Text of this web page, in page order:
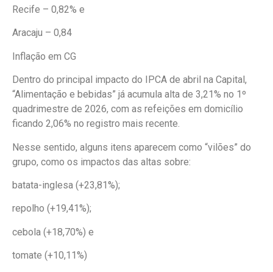
Recife – 0,82% e
Aracaju – 0,84
Inflação em CG
Dentro do principal impacto do IPCA de abril na Capital,
“Alimentação e bebidas” já acumula alta de 3,21% no 1º
quadrimestre de 2026, com as refeições em domicílio
ficando 2,06% no registro mais recente.
Nesse sentido, alguns itens aparecem como “vilões” do
grupo, como os impactos das altas sobre:
batata-inglesa (+23,81%);
repolho (+19,41%);
cebola (+18,70%) e
tomate (+10,11%)